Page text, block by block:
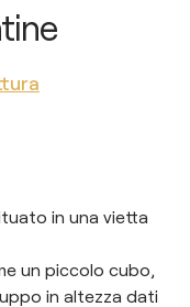
in una vietta
un piccolo cubo,
in altezza dati